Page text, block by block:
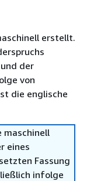
erstellt.
der
von
die englische
maschinell
eines
Fassung
infolge